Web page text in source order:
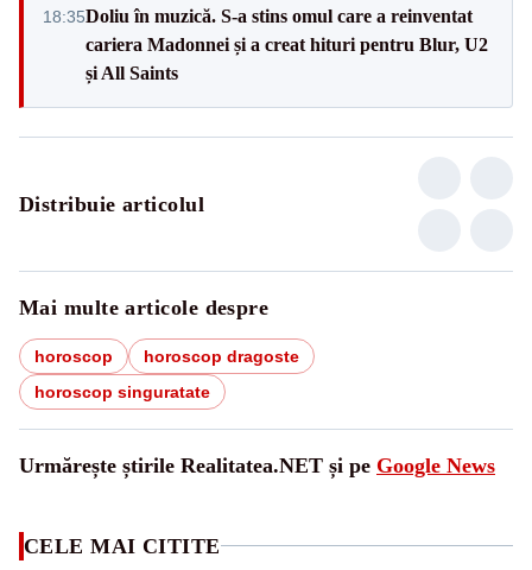
18:35Doliu în muzică. S-a stins omul care a reinventat
cariera Madonnei și a creat hituri pentru Blur, U2
și All Saints
Distribuie articolul
Mai multe articole despre
horoscop
horoscop dragoste
horoscop singuratate
Urmărește știrile Realitatea.NET și pe Google News
CELE MAI CITITE